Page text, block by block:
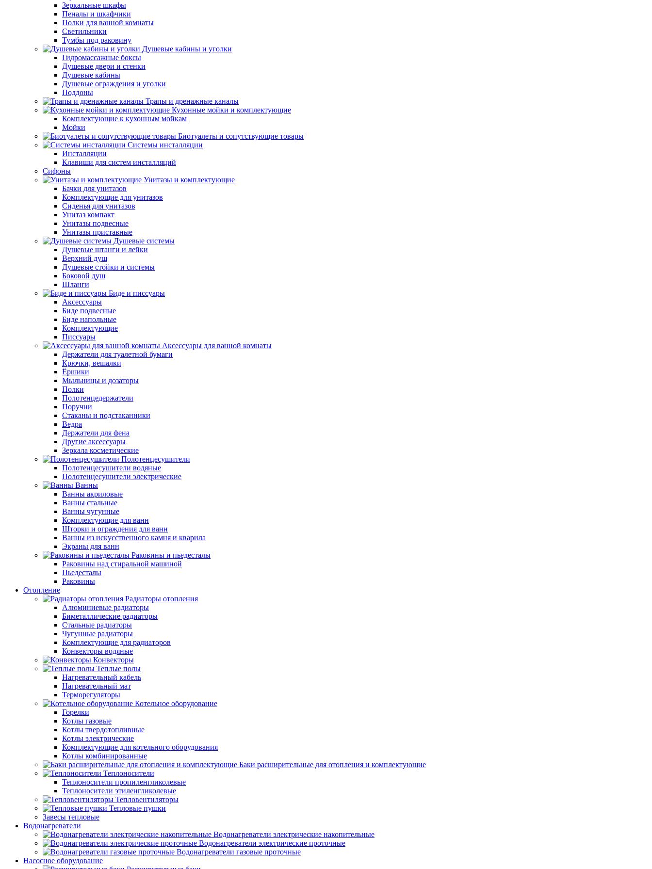
Зеркальные шкафы
Пеналы и шкафчики
Полки для ванной комнаты
Светильники
Тумбы под раковину
Душевые кабины и уголки
Гидромассажные боксы
Душевые двери и стенки
Душевые кабины
Душевые ограждения и уголки
Поддоны
Трапы и дренажные каналы
Кухонные мойки и комплектующие
Комплектующие к кухонным мойкам
Мойки
Биотуалеты и сопутствующие товары
Системы инсталляции
Инсталляции
Клавиши для систем инсталляций
Сифоны
Унитазы и комплектующие
Бачки для унитазов
Комплектующие для унитазов
Сиденья для унитазов
Унитаз компакт
Унитазы подвесные
Унитазы приставные
Душевые системы
Душевые штанги и лейки
Верхний душ
Душевые стойки и системы
Боковой душ
Шланги
Биде и писсуары
Аксессуары
Биде подвесные
Биде напольные
Комплектующие
Писсуары
Аксессуары для ванной комнаты
Держатели для туалетной бумаги
Крючки, вешалки
Ёршики
Мыльницы и дозаторы
Полки
Полотенцедержатели
Поручни
Стаканы и подстаканники
Ведра
Держатели для фена
Другие аксессуары
Зеркала косметические
Полотенцесушители
Полотенцесушители водяные
Полотенцесушители электрические
Ванны
Ванны акриловые
Ванны стальные
Ванны чугунные
Комплектующие для ванн
Шторки и ограждения для ванн
Ванны из искусственного камня и кварила
Экраны для ванн
Раковины и пьедесталы
Раковины над стиральной машиной
Пьедесталы
Раковины
Отопление
Радиаторы отопления
Алюминиевые радиаторы
Биметаллические радиаторы
Стальные радиаторы
Чугунные радиаторы
Комплектующие для радиаторов
Конвекторы водяные
Конвекторы
Теплые полы
Нагревательный кабель
Нагревательный мат
Терморегуляторы
Котельное оборудование
Горелки
Котлы газовые
Котлы твердотопливные
Котлы электрические
Комплектующие для котельного оборудования
Котлы комбинированные
Баки расширительные для отопления и комплектующие
Теплоносители
Теплоносители пропиленгликолевые
Теплоносители этиленгликолевые
Тепловентиляторы
Тепловые пушки
Завесы тепловые
Водонагреватели
Водонагреватели электрические накопительные
Водонагреватели электрические проточные
Водонагреватели газовые проточные
Насосное оборудование